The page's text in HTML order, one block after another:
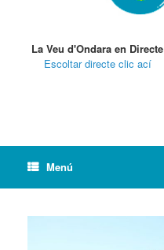
La Veu d'Ondara en Directe
Escoltar directe clic ací
Menú